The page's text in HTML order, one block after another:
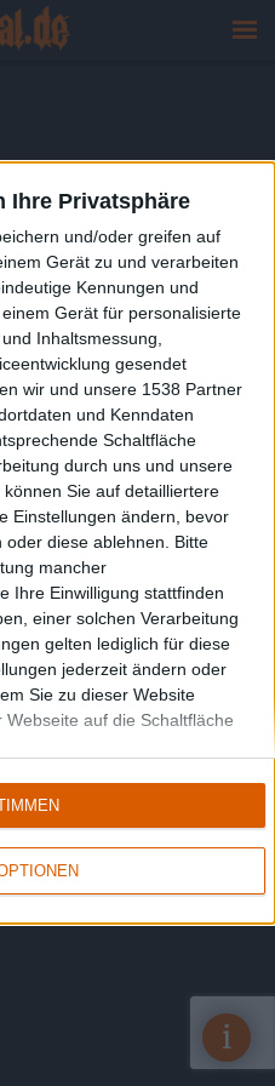
Ihre Privatsphäre
und/oder greifen auf
Gerät zu und verarbeiten
Kennungen und
Gerät für personalisierte
Inhaltsmessung,
gesendet
wir und unsere 1538 Partner
und Kenndaten
Schaltfläche
durch uns und unsere
Sie auf detailliertere
Einstellungen ändern, bevor
diese ablehnen.
Bitte
mancher
Ihre Einwilligung stattfinden
einer solchen Verarbeitung
gelten lediglich für diese
jederzeit ändern oder
Sie zu dieser Website
auf die Schaltfläche
i